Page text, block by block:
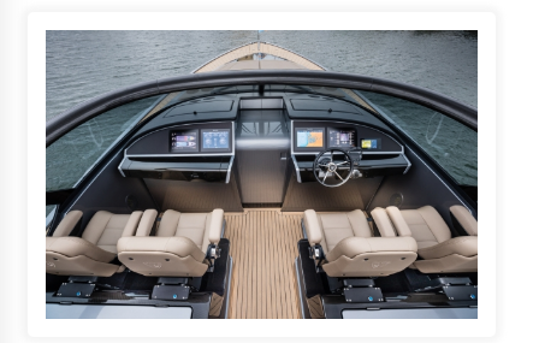
3 años atrás
Navegando en el Mar del Juego:
Actividades Divertidas para Realizar
con los Muebles Montessori
3 años atrás